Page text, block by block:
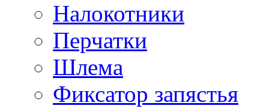
Налокотники
Перчатки
Шлема
Фиксатор запястья